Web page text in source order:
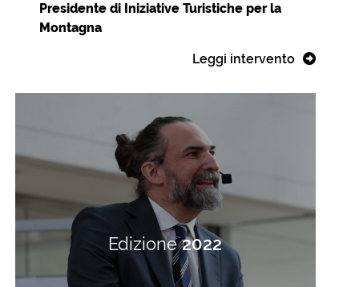
Presidente di Iniziative Turistiche per la
Montagna
Leggi intervento
Edizione2022